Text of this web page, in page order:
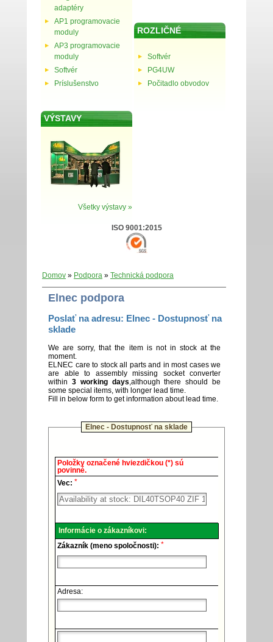
adaptéry
AP1 programovacie
moduly
AP3 programovacie
moduly
Softvér
Príslušenstvo
ROZLIČNÉ
Softvér
PG4UW
Počitadlo obvodov
VÝSTAVY
Všetky výstavy »
ISO 9001:2015
Domov » Podpora » Technická podpora
Elnec podpora
Poslať na adresu: Elnec - Dostupnosť na
sklade
We are sorry, that the item is not in stock at the
moment.
ELNEC care to stock all parts and in most cases we
are able to assembly missing socket converter
within 3 working days,although there should be
some special items, with longer lead time.
Fill in below form to get information about lead time.
Elnec - Dostupnosť na sklade
Elnec
Technická
podpora.
Položky označené hviezdičkou (*) sú
povinné.
Vec: *
Informácie o zákazníkovi:
Zákazník (meno spoločnosti): *
Adresa: